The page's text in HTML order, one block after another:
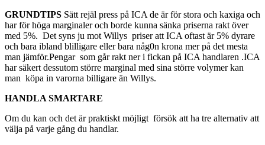
GRUNDTIPS Sätt rejäl press på ICA de är för stora och kaxiga och
har för höga marginaler och borde kunna sänka priserna rakt över
med 5%. Det syns ju mot Willys priser att ICA oftast är 5% dyrare
och bara ibland blilligare eller bara någ0n krona mer på det mesta
man jämför.Pengar som går rakt ner i fickan på ICA handlaren .ICA
har säkert dessutom större marginal med sina större volymer kan
man köpa in varorna billigare än Willys.
HANDLA SMARTARE
Om du kan och det är praktiskt möjligt försök att ha tre alternativ att
välja på varje gång du handlar.